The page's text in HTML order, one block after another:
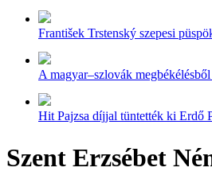
František Trstenský szepesi
A magyar–szlovák
Hit Pajzsa díjjal tüntették ki Erdő
Szent Erzsébet